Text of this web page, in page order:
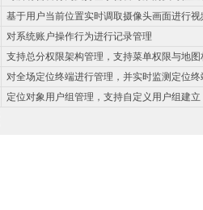
基于用户当前位置实时调取摄像头画面进行
对系统账户操作行为进行记录管理
支持总分权限架构管理，支持菜单权限与地
对全场定位终端进行管理，并实时监测定位
定位对象用户组管理，支持自定义用户组建立